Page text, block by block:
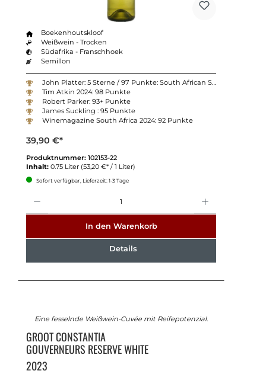
Boekenhoutskloof
Weißwein - Trocken
Südafrika - Franschhoek
Semillon
John Platter: 5 Sterne / 97 Punkte: South African Semillon of the year 2025
Tim Atkin 2024: 98 Punkte
Robert Parker: 93+ Punkte
James Suckling : 95 Punkte
Winemagazine South Africa 2024: 92 Punkte
39,90 €*
Produktnummer: 102153-22
Inhalt: 0.75 Liter (53,20 €* / 1 Liter)
Sofort verfügbar, Lieferzeit: 1-3 Tage
In den Warenkorb
Details
Eine fesselnde Weißwein-Cuvée mit Reifepotenzial.
GROOT CONSTANTIA
GOUVERNEURS RESERVE WHITE
2023